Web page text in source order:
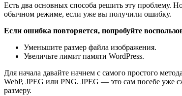
Есть два основных способа решить эту проблему.
обычном режиме, если уже вы получили ошибку.
Если ошибка повторяется, попробуйте
Уменьшите размер файла изображения.
Увеличьте лимит памяти WordPress.
Для начала давайте начнем с самого простого
WebP, JPEG или PNG. JPEG — это сам посебе уже
размеру.